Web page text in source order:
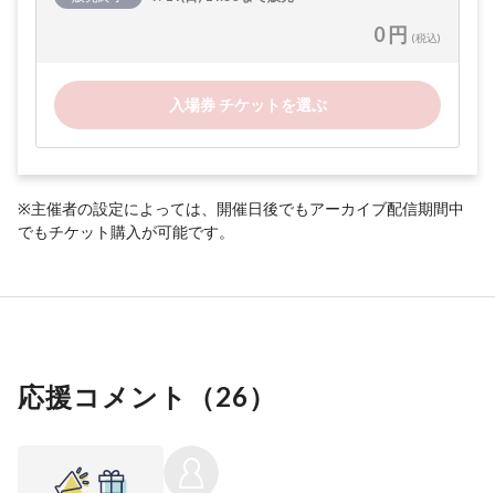
0 円 (税込)
入場券 チケットを選ぶ
※主催者の設定によっては、開催日後でもアーカイブ配信期間中
でもチケット購入が可能です。
応援コメント（26）